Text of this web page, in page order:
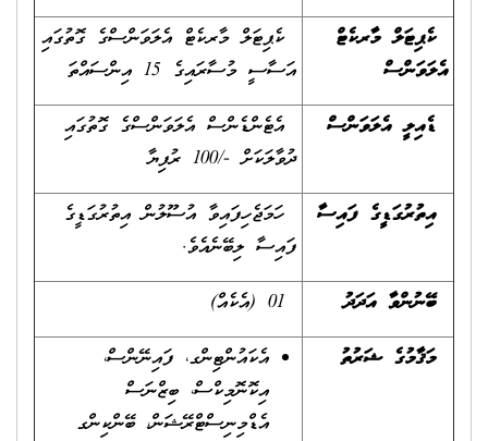
ކެޕިޓަލް މާރކެޓް
އެލަވަންސް
ކެޕިޓަލް މާރކެޓް އެލަވަންސްގެ ގޮތުގައި
އަސާސީ މުސާރައިގެ 15 އިންސައްތަ
ޑެއިލީ އެލަވަންސް
އެޓެންޑެންސް އެލަވަންސްގެ ގޮތުގައި
ދުވާލަކަށް -/100 ރުފިޔާ
އިތުރުގަޑީގެ ފައިސާ
ހަމަޖެހިފައިވާ އުސޫލުން އިތުރުގަޑީގެ
ފައިސާ ލިބޭނެއެވެ.
ބޭނުންވާ އަދަދު
މަޤާމުގެ ޝަރުތު
އެކައުންޓިންގ، ފައިނޭންސް،
އިކޮނޮމިކްސް، ބިޒްނަސް
އެޑްމިނިސްޓްރޭޝަން، ބޭންކިންގ‏